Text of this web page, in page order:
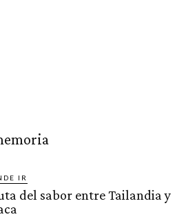
IR
del sabor entre Tailandia y